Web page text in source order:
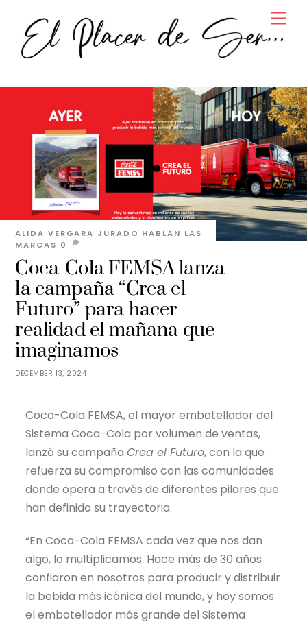
content
DECEMBER 13, 2024
Coca-Cola FEMSA lanza
la campaña “Crea el
Futuro” para hacer
realidad el mañana que
imaginamos
ALIDA VERGARA JURADO HABLAN LAS
MARCAS 0
Coca-Cola FEMSA, el mayor embotellador del
Sistema Coca-Cola por volumen de ventas,
lanzó su campañaCrea el Futuro, con la que
refuerza su compromiso con las comunidades
donde opera a través de diferentes pilares que
han definido su trayectoria.
“En Coca-Cola FEMSA cada vez que nos dan
algo, lo multiplicamos. Hace más de 30 años
confiaron en nosotros para producir y distribuir
la bebida más icónica del mundo, y hoy somos
el embotellador más grande del Sistema